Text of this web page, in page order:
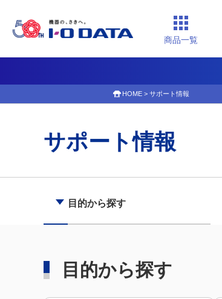
商品一覧
HOME > サポート情報
サポート情報
目的から探す
目的から探す